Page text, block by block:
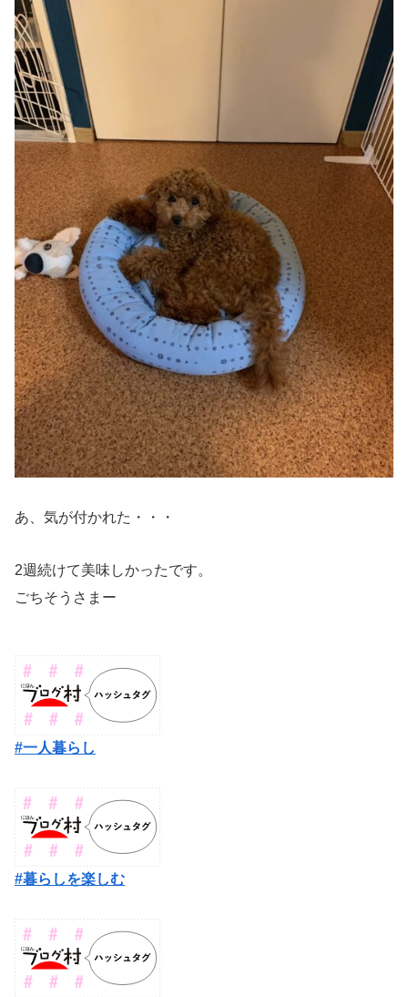
あ、気が付かれた・・・
2週続けて美味しかったです。
ごちそうさまー
#一人暮らし
#暮らしを楽しむ